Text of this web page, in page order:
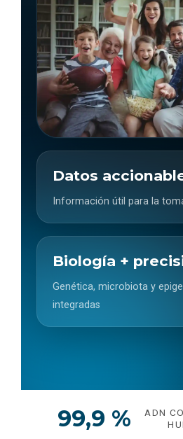
Datos
Información útil para la
Biología +
Genética, microbiota y
integradas
99,9 %
ADN